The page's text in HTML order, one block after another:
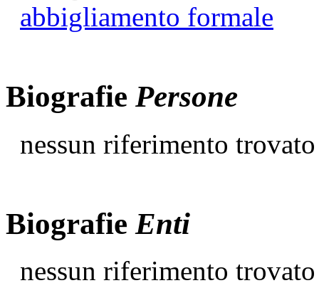
abbigliamento formale
Biografie Persone
nessun riferimento trovato
Biografie Enti
nessun riferimento trovato